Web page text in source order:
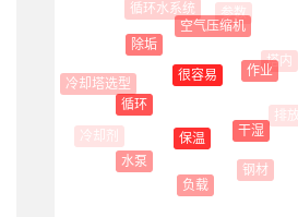
冷却塔选型
水泵
循环
除垢
循环水系统
负载
保温
很容易
空气压缩机
参数
钢材
干湿
作业
塔内
排放